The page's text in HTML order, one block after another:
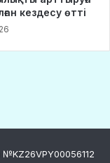
№KZ26VPY00056112